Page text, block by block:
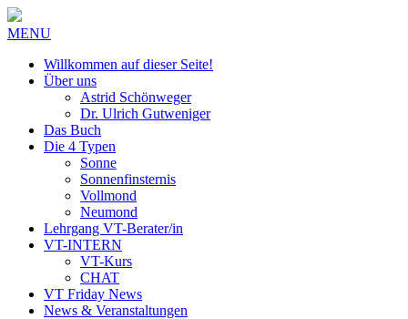
MENU
Willkommen auf dieser Seite!
Über uns
Astrid Schönweger
Dr. Ulrich Gutweniger
Das Buch
Die 4 Typen
Sonne
Sonnenfinsternis
Vollmond
Neumond
Lehrgang VT-Berater/in
VT-INTERN
VT-Kurs
CHAT
VT Friday News
News & Veranstaltungen